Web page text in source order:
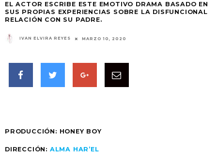
EL ACTOR ESCRIBE ESTE EMOTIVO DRAMA BASADO EN
SUS PROPIAS EXPERIENCIAS SOBRE LA DISFUNCIONAL
RELACIÓN CON SU PADRE.
IVAN ELVIRA REYES MARZO 10, 2020
PRODUCCIÓN: HONEY BOY
DIRECCIÓN: ALMA HAR’EL